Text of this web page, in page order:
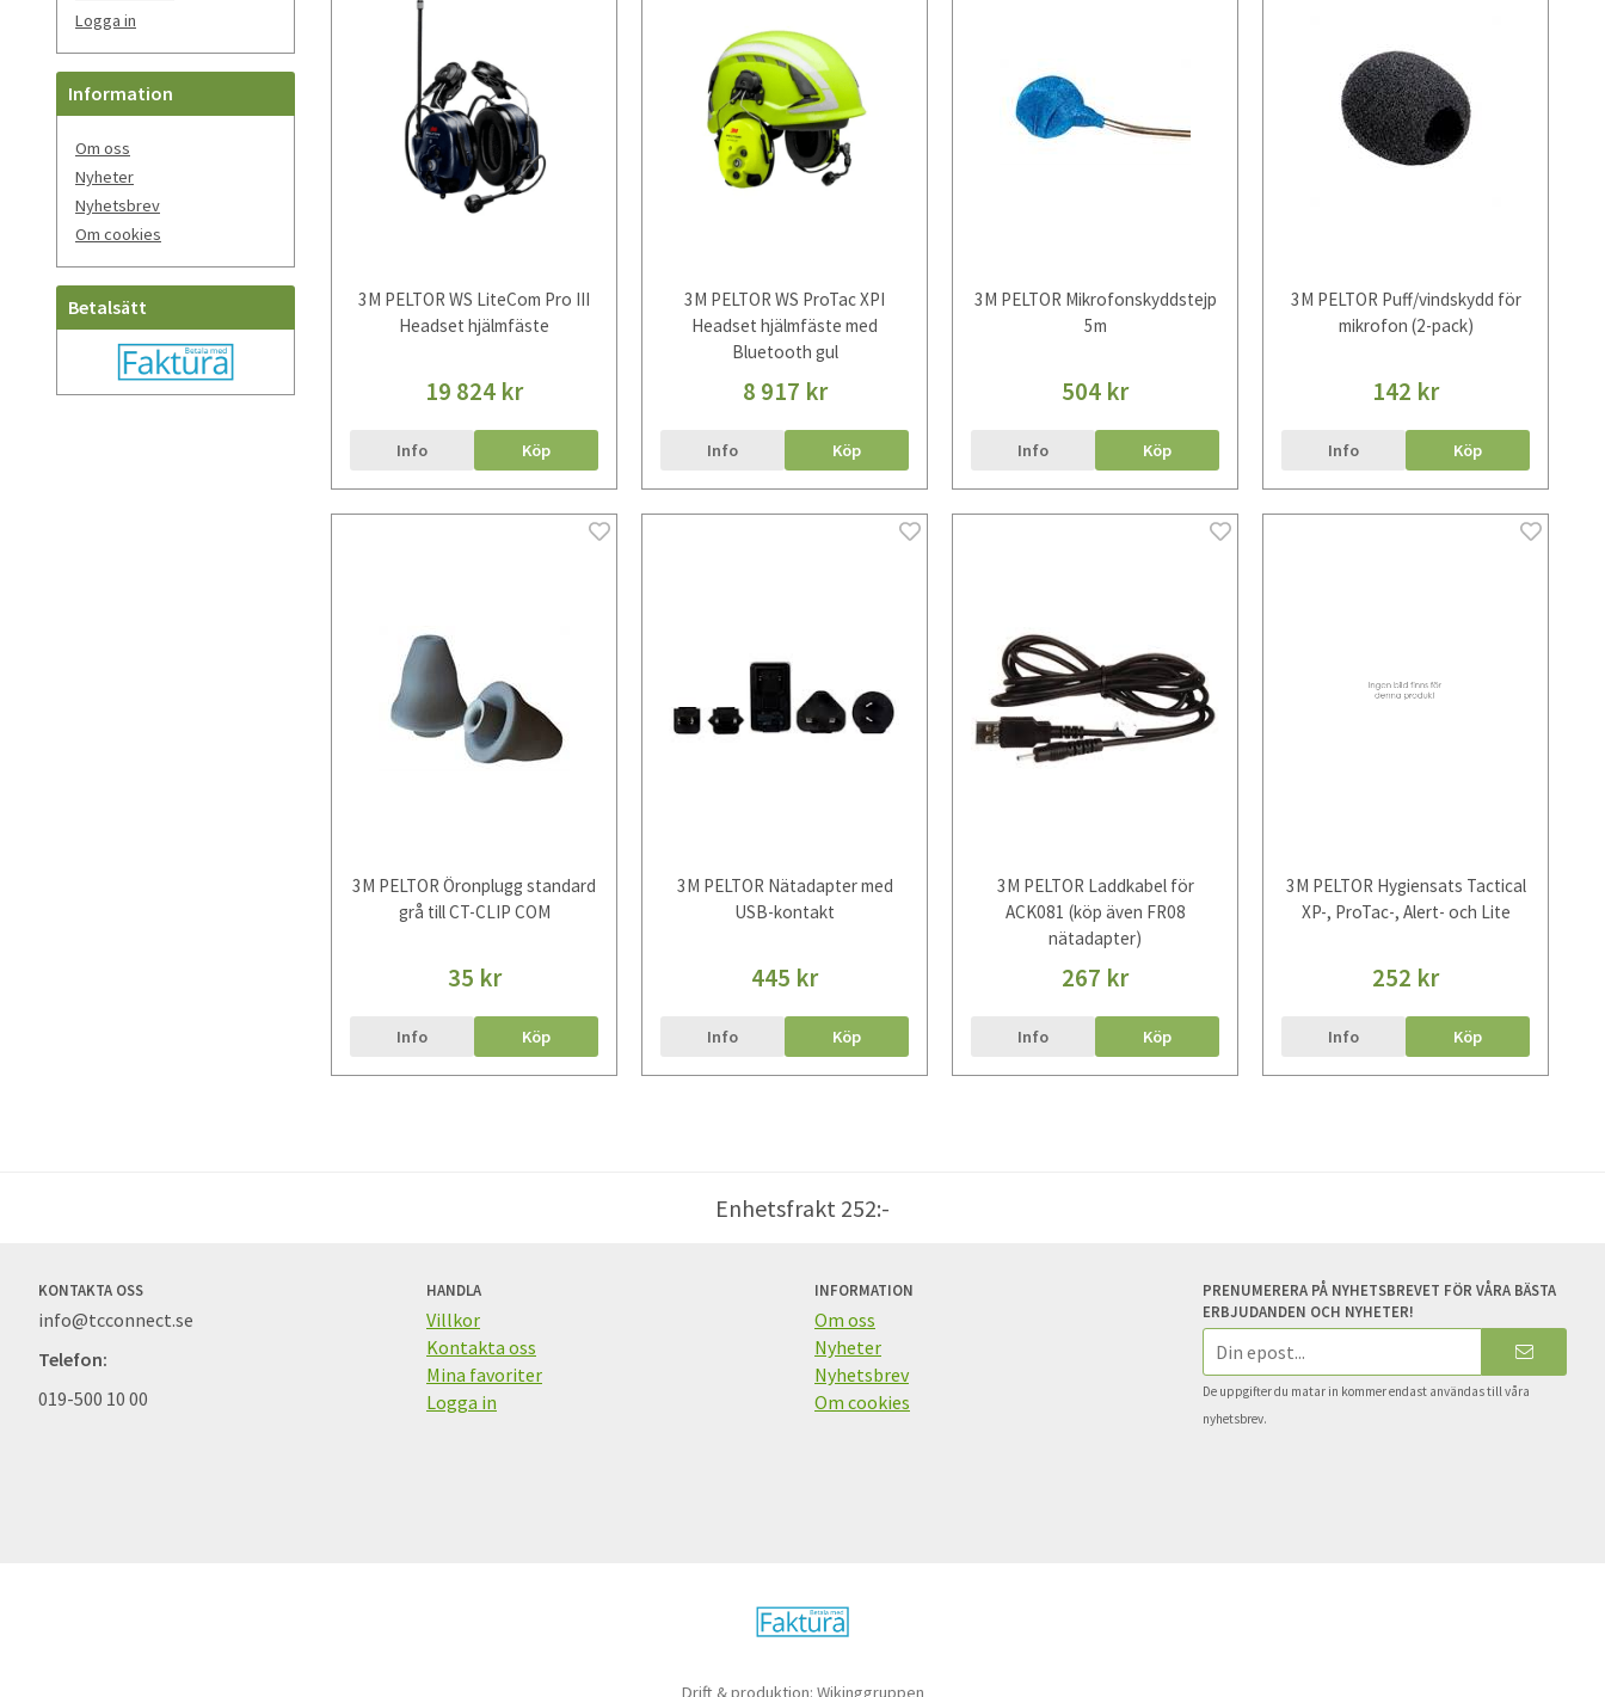
Logga in
Information
Om oss
Nyheter
Nyhetsbrev
Om cookies
Betalsätt
3M PELTOR WS LiteCom Pro III
Headset hjälmfäste
19 824 kr
Info Köp
3M PELTOR WS ProTac XPI
Headset hjälmfäste med
Bluetooth gul
8 917 kr
Info Köp
3M PELTOR Mikrofonskyddstejp
5m
504 kr
Info Köp
3M PELTOR Puff/vindskydd för
mikrofon (2-pack)
142 kr
Info Köp
3M PELTOR Öronplugg standard
grå till CT-CLIP COM
35 kr
Info Köp
3M PELTOR Nätadapter med
USB-kontakt
445 kr
Info Köp
3M PELTOR Laddkabel för
ACK081 (köp även FR08
nätadapter)
267 kr
Info Köp
3M PELTOR Hygiensats Tactical
XP-, ProTac-, Alert- och Lite
252 kr
Info Köp
Enhetsfrakt 252:-
KONTAKTA OSS
info@tcconnect.se
Telefon:
019-500 10 00
HANDLA
Villkor
Kontakta oss
Mina favoriter
Logga in
INFORMATION
Om oss
Nyheter
Nyhetsbrev
Om cookies
PRENUMERERA PÅ NYHETSBREVET FÖR VÅRA BÄSTA
ERBJUDANDEN OCH NYHETER!
E-
postadress
De uppgifter du matar in kommer endast användas till våra
nyhetsbrev.
Drift & produktion: Wikinggruppen